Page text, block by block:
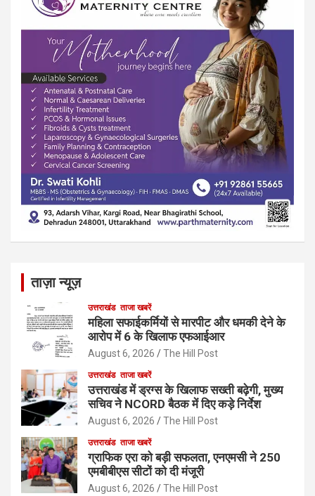
ताज़ा न्यूज़
उत्तराखंड ताजा खबरें
महिला सफाईकर्मियों से मारपीट और धमकी देने के
आरोप में 6 के खिलाफ एफआईआर
August 6, 2026 The Hill Post
उत्तराखंड ताजा खबरें
उत्तराखंड में ड्रग्स के खिलाफ सख्ती बढ़ेगी, मुख्य
सचिव ने NCORD बैठक में दिए कड़े निर्देश
August 6, 2026 The Hill Post
उत्तराखंड ताजा खबरें
ग्राफिक एरा को बड़ी सफलता, एनएमसी ने 250
एमबीबीएस सीटों को दी मंजूरी
August 6, 2026 The Hill Post